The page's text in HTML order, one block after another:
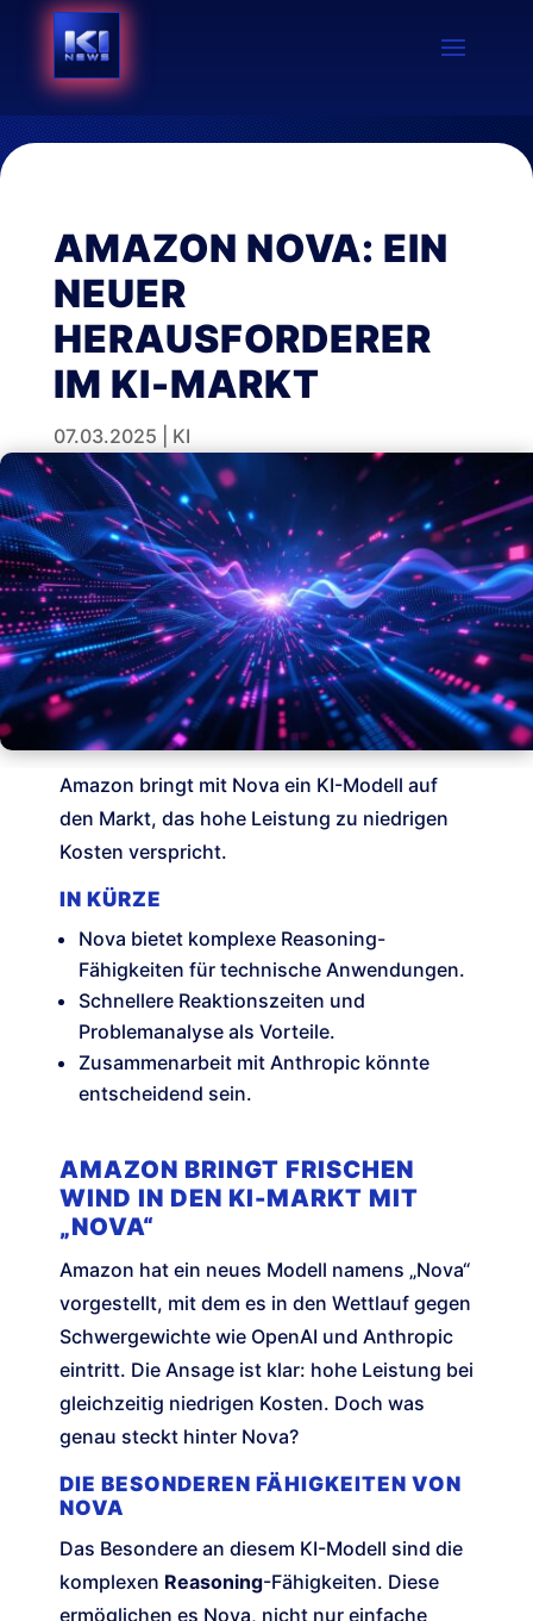
AMAZON NOVA: EIN
NEUER
HERAUSFORDERER
IM KI-MARKT
07.03.2025 KI
Amazon bringt mit Nova ein KI-Modell auf
den Markt, das hohe Leistung zu niedrigen
Kosten verspricht.
IN KÜRZE
Nova bietet komplexe Reasoning-
Fähigkeiten für technische Anwendungen.
Schnellere Reaktionszeiten und
Problemanalyse als Vorteile.
Zusammenarbeit mit Anthropic könnte
entscheidend sein.
AMAZON BRINGT FRISCHEN
WIND IN DEN KI-MARKT MIT
„NOVA“
Amazon hat ein neues Modell namens „Nova“
vorgestellt, mit dem es in den Wettlauf gegen
Schwergewichte wie OpenAI und Anthropic
eintritt. Die Ansage ist klar: hohe Leistung bei
gleichzeitig niedrigen Kosten. Doch was
genau steckt hinter Nova?
DIE BESONDEREN FÄHIGKEITEN VON
NOVA
Das Besondere an diesem KI-Modell sind die
komplexen Reasoning-Fähigkeiten. Diese
ermöglichen es Nova, nicht nur einfache